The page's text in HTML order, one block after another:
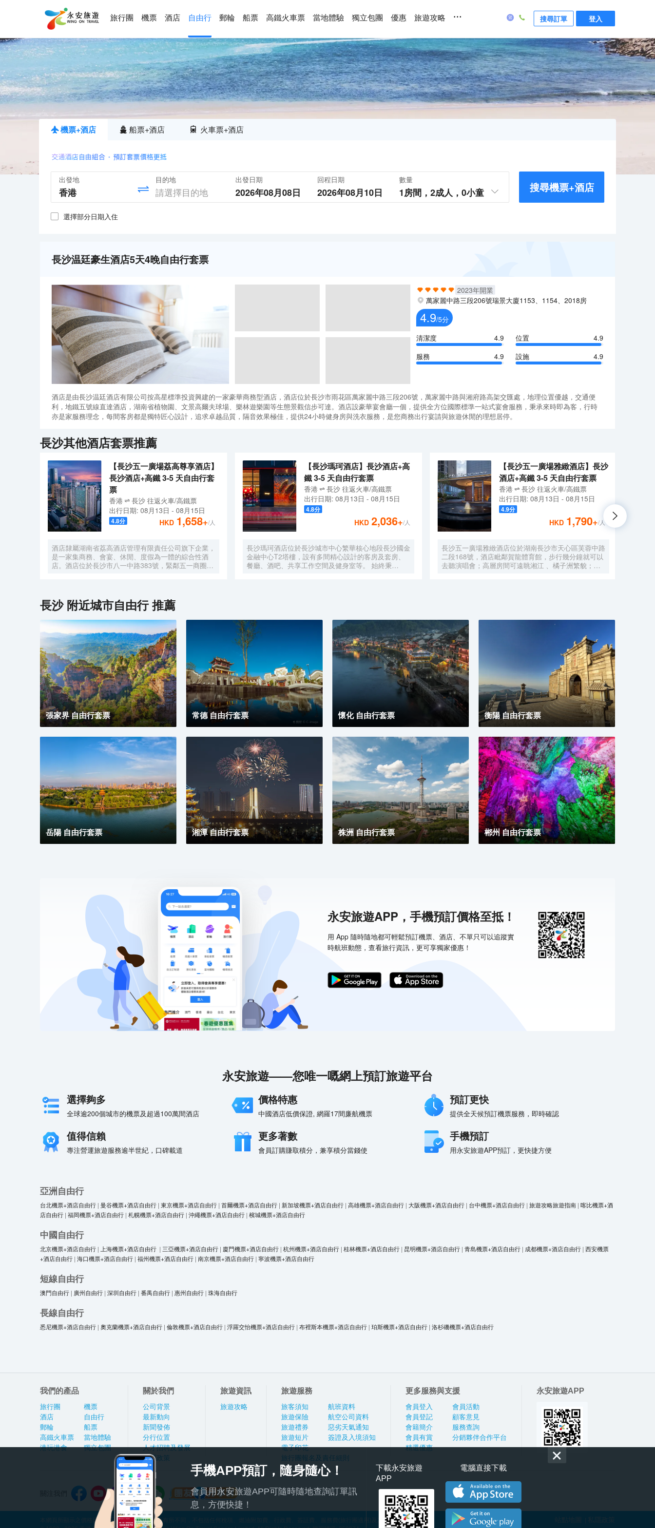
旅行團 機票 酒店 自由行 郵輪 船票 高鐵火車票 當地體驗 獨立包團 優惠 旅遊攻略 ... 搜尋訂單 登入
機票+酒店 船票+酒店 火車票+酒店
出發地 目的地 出發日期
2026年08月08日
回程日期
2026年08月10日
數量
1房間， 2成人， 0小童 搜尋機票+酒店
選擇部分日期入住
長沙温廷豪生酒店5天4晚自由行套票
2023年開業
萬家麗中路三段206號瑞景大廈1153、1154、2018房
4.9/5分
清潔度
4.9 位置
4.9
服務
4.9 設施 4.9
酒店是由長沙温廷酒店有限公司按高星標準投資興建的一家豪華商務型酒店，酒店位於長沙市雨花區萬家麗中路三段206號，萬家麗中路與湘府路高架交匯處，地理位置優越，交通便
利，地鐵五號線直達酒店，湖南省植物園、文景高爾夫球場、樂林遊樂園等生態景觀信步可達。酒店設豪華宴會廳一個，提供全方位國際標準一站式宴會服務，秉承來時即為客，行時
亦是家服務理念，每間客房都是獨特匠心設計，追求卓越品質，隔音效果極佳，提供24小時健身房與洗衣服務，是您商務出行宴請與旅遊休閒的理想居停。
長沙其他酒店套票推薦
【長沙五一廣場荔高尊享酒店】
長沙酒店+高鐵 3-5 天自由行套
票
香港 長沙 往返火車/高鐵票
出行日期: 08月13日 - 08月15日
4.8分 HKD 1,658+/人
酒店隸屬湖南省荔高酒店管理有限責任公司旗下企業，
是一家集商務、會宴、休閒、度假為一體的綜合性酒
店。酒店位於長沙市八一中路383號，緊鄰五一商圈，
20分鐘車程、迎賓路口地鐵站3分鐘路程，交通四通八
達。經過十餘年的沉澱，酒店於2021年重裝升級、整
裝出發，精心打造出224間不同房型温馨舒適客房、1
個豪華典雅宴會廳、3個不同規模會議室及8個風格突
出的豪華包廂，以全新面貌、全新姿態迎戰市場，成為
人們商務活動、朋友聚會、家庭度假之地。2021年，
酒店成功被評定為政府採購定點酒店。酒店以打造“城
市的靜謐，家中的舒適”為己任，致力於展現“寧靜、舒
適、高效、現代”的健康都市主題，為旅途人在他鄉打
造另一個“家”。我們竭誠恭候您的光臨！
【長沙瑪珂酒店】長沙酒店+高
鐵 3-5 天自由行套票
香港 長沙 往返火車/高鐵票
出行日期: 08月13日 - 08月15日
4.8分
HKD 2,036+/人
長沙瑪珂酒店位於長沙城市中心繁華核心地段長沙國金
金融中心T2塔樓，設有多間精心設計的客房及套房、
餐廳、酒吧、共享工作空間及健身室等。 始終秉
格且充滿創造力的創格體驗。
【長沙五一廣場雅緻酒店】長沙
酒店+高鐵 3-5 天自由行套票
香港 長沙 往返火車/高鐵票
出行日期: 08月13日 - 08月15日
4.9分
HKD 1,790+/人
長沙五一廣場雅緻酒店位於湖南長沙市天心區芙蓉中路
二段168號，酒店毗鄰賀龍體育館，步行幾分鐘就可以
去聽演唱會；高層房間可遠眺湘江 、橘子洲繁貌；酒
小奢於居，大奢於心，以形 、 味 、 聲的立體構建傳
遞養生智慧 ， 這就是雅緻品牌酒店的東方生活哲學，
更為每一個在城市中漂泊奔忙的心靈 ， 營造尊貴、養
心生活空間 ， 為客人提供大隱於市的度假體驗。
長沙附近城市自由行 推薦
張家界 自由行套票 常德 自由行套票 懷化 自由行套票 衡陽 自由行套票
岳陽 自由行套票 湘潭 自由行套票 株洲 自由行套票 郴州 自由行套票
永安旅遊APP，手機預訂價格至抵！
用 App 隨時隨地都可輕鬆預訂機票、酒店、不單只可以追蹤實
時航班動態，查看旅行資訊，更可享獨家優惠！
永安旅遊——您唯一嘅網上預訂旅遊平台
選擇夠多
全球逾200個城市的機票及超過100萬間酒店
價格特惠
中國酒店低價保證, 網羅17間廉航機票
預訂更快
提供全天候預訂機票服務，即時確認
值得信賴
專注營運旅遊服務逾半世紀，口碑載道
更多著數
會員訂購賺取積分，兼享積分當錢使
手機預訂
用永安旅遊APP預訂，更快捷方便
亞洲自由行
台北機票+酒店自由行 | 曼谷機票+酒店自由行 | 東京機票+酒店自由行 | 首爾機票+酒店自由行 | 新加坡機票+酒店自由行 | 高雄機票+酒店自由行 | 大阪機票+酒店自由行 | 台中機票+酒店自由行 | 旅遊攻略旅遊指南 | 喀比機票+酒
店自由行 | 福岡機票+酒店自由行 | 札幌機票+酒店自由行 | 沖繩機票+酒店自由行 | 檳城機票+酒店自由行
中國自由行
北京機票+酒店自由行 | 上海機票+酒店自由行 | 三亞機票+酒店自由行 | 廈門機票+酒店自由行 | 杭州機票+酒店自由行 | 桂林機票+酒店自由行 | 昆明機票+酒店自由行 | 青島機票+酒店自由行 | 成都機票+酒店自由行 | 西安機票
+酒店自由行 | 海口機票+酒店自由行 | 福州機票+酒店自由行 | 南京機票+酒店自由行 | 寧波機票+酒店自由行
短線自由行
澳門自由行 | 廣州自由行 | 深圳自由行 | 番禺自由行 | 惠州自由行 | 珠海自由行
長線自由行
悉尼機票+酒店自由行 | 奧克蘭機票+酒店自由行 | 倫敦機票+酒店自由行 | 浮羅交怡機票+酒店自由行 | 布裡斯本機票+酒店自由行 | 珀斯機票+酒店自由行 | 洛杉磯機票+酒店自由行
我們的產品
旅行團
酒店
郵輪
高鐵火車票
港玩港食
機票
自由行
船票
當地體驗
獨立包團
關於我們
公司背景
最新動向
新聞發佈
分行位置
人才招聘及發展
私隱政策
旅遊資訊
旅遊攻略
旅遊服務
旅客須知
旅遊保險
旅遊禮券
旅遊短片
電子印花
航班資料
航空公司資料
惡劣天氣通知
簽證及入境須知
旅行團報名及責任細則
更多服務與支援
會員登入
會員登記
會籍簡介
會員有賞
精選優惠
會員活動
顧客意見
服務查詢
分銷夥伴合作平台
永安旅遊APP
本網頁所顯示之價格因應產品種類及出發日期而有所不同，不包括任何稅項、燃油附加費、行政費、簽証費、服務費(旅行團適用)及其他應繳費用
手機APP預訂，隨身隨心！
會員用永安旅遊APP可隨時隨地查詢訂單訊
息，方便快捷！
下載永安旅遊
APP
電腦直接下載